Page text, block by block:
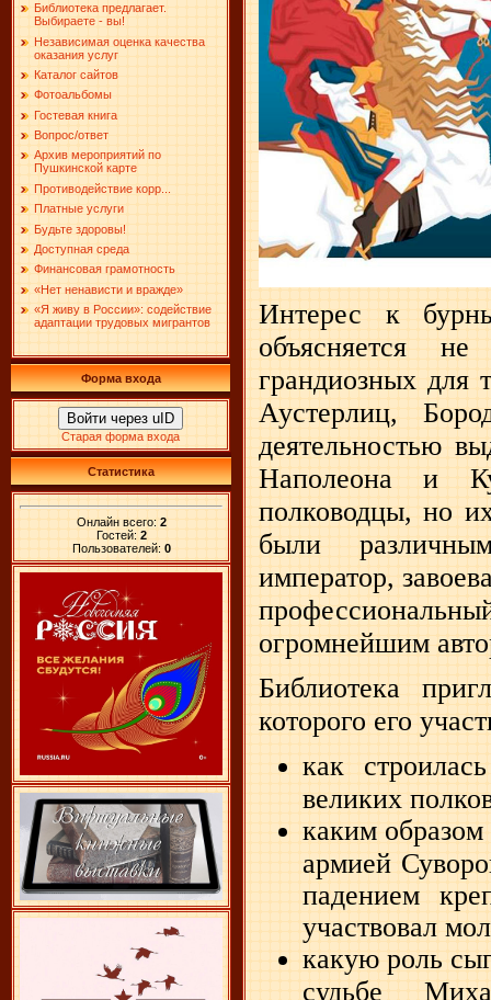
Библиотека предлагает.
Выбираете - вы!
Независимая оценка качества
оказания услуг
Каталог сайтов
Фотоальбомы
Гостевая книга
Вопрос/ответ
Архив мероприятий по
Пушкинской карте
Противодействие корр...
Платные услуги
Будьте здоровы!
Доступная среда
Финансовая грамотность
«Нет ненависти и вражде»
«Я живу в России»: содействие
адаптации трудовых мигрантов
Форма входа
Войти через uID
Старая форма входа
Статистика
Онлайн всего: 2
Гостей: 2
Пользователей: 0
Интерес к
объясняется
грандиозных для
Аустерлиц,
деятельностью
Наполеона и
полководцы, но
были
император,
огромнейшим
Библиотека
которого его
как
великих
каким образом
армией
падением
участвовал
какую роль
судьбе